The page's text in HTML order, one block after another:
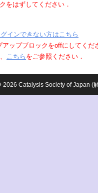
をはずしてください．
グインできない方はこちら
ップブロックをoffにしてくだ
こちら をご参照ください．
Catalysis Society of Japan (